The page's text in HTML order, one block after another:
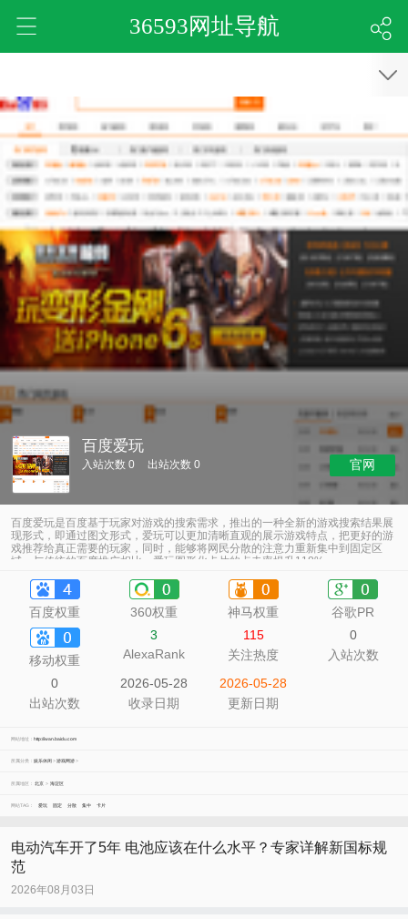
36593网址导航
百度爱玩
入站次数 0 出站次数 0 官网
百度爱玩是百度基于玩家对游戏的搜索需求，推出的一种全新的游戏搜索结果展
现形式，即通过图文形式，爱玩可以更加清晰直观的展示游戏特点，把更好的游
戏推荐给真正需要的玩家，同时，能够将网民分散的注意力重新集中到固定区
域。与传统的百度推广相比，爱玩图形化卡片的点击率提升118%。
百度权重 360权重 神马权重 谷歌PR
移动权重
3
AlexaRank
115
关注热度
0
入站次数
0
出站次数
2026-05-28
收录日期
2026-05-28
更新日期
网站地址： http://iwan.baidu.com
所属分类： 娱乐休闲 >游戏网游>
所属地区： 北京> 海淀区
网站TAG： 爱玩 固定 分散 集中 卡片
电动汽车开了5年 电池应该在什么水平？专家详解新国标规
范
2026年08月03日